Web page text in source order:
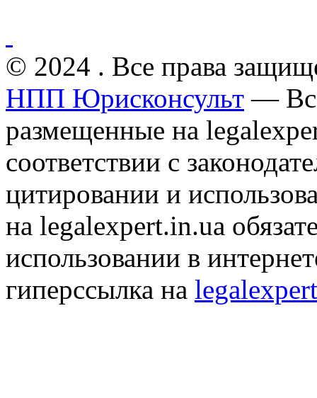
© 2024 . Все права
НПП Юрисконсульт —
размещенные на
соответствии с
цитировании и
на legalexpert.in.ua
использовании в
гиперссылка на